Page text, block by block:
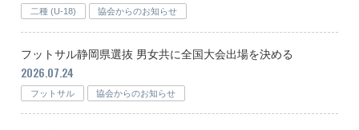
二種 (U-18) 協会からのお知らせ
フットサル静岡県選抜 男女共に全国大会出場を決める
2026.07.24
フットサル 協会からのお知らせ